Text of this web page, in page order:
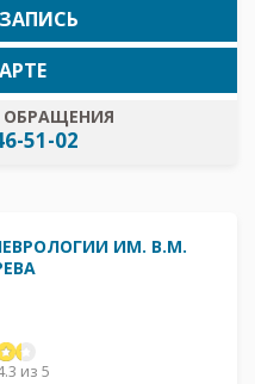
ОБРАЩЕНИЯ
51-02
ИМ. В.М.
из 5